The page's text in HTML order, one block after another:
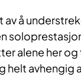
av å
alene her
helt avhengig